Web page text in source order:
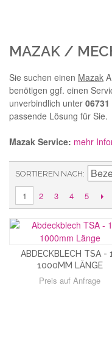
MAZAK /
Sie suchen einen Mazak
benötigen ggf. einen
unverbindlich unter 06731
passende Lösung für Sie.
Mazak Service: mehr
SORTIEREN NACH
1 2 3 4 5
ABDECKBLECH TSA -
1000MM LÄNGE
Preis auf Anfrage